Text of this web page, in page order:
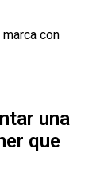
con
una
que